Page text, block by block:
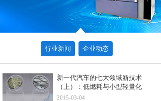
行业新闻 企业动态
新一代汽车的七大领域新技术
（上）：低燃耗与小型轻量化
2015-03-04